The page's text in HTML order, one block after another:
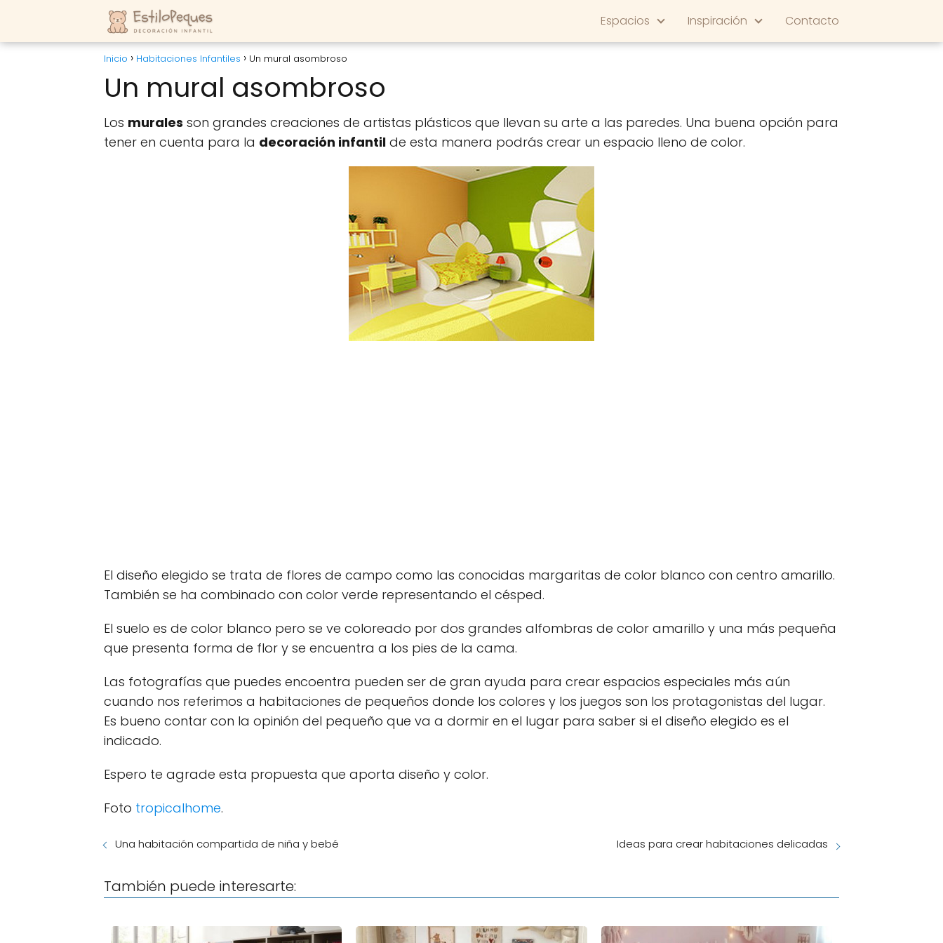
Espacios Inspiración Contacto
Inicio Habitaciones Infantiles Un mural asombroso
Un mural asombroso
Los murales son grandes creaciones de artistas plásticos que llevan su arte a las paredes. Una buena opción para
tener en cuenta para la decoración infantil de esta manera podrás crear un espacio lleno de color.
El diseño elegido se trata de flores de campo como las conocidas margaritas de color blanco con centro amarillo.
También se ha combinado con color verde representando el césped.
El suelo es de color blanco pero se ve coloreado por dos grandes alfombras de color amarillo y una más pequeña
que presenta forma de flor y se encuentra a los pies de la cama.
Las fotografías que puedes encoentra pueden ser de gran ayuda para crear espacios especiales más aún
cuando nos referimos a habitaciones de pequeños donde los colores y los juegos son los protagonistas del lugar.
Es bueno contar con la opinión del pequeño que va a dormir en el lugar para saber si el diseño elegido es el
indicado.
Espero te agrade esta propuesta que aporta diseño y color.
Foto tropicalhome.
Una habitación compartida de niña y bebé Ideas para crear habitaciones delicadas
También puede interesarte: